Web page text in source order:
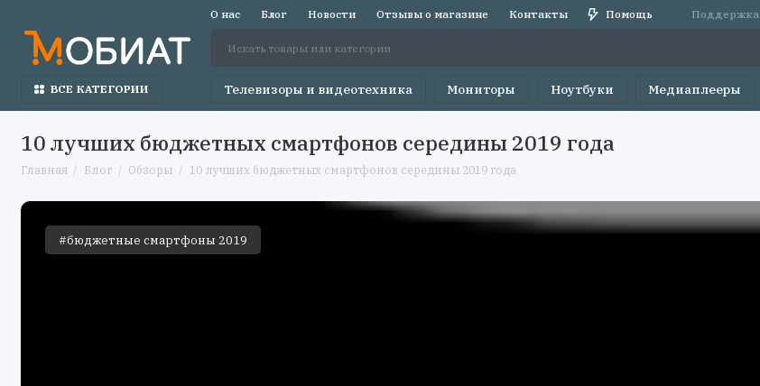
О нас Блог Новости Отзывы о магазине Контакты Помощь Поддержка
ВСЕ КАТЕГОРИИ Телевизоры и видеотехника Мониторы Ноутбуки Медиаплееры
10 лучших бюджетных смартфонов середины 2019 года
Главная Блог Обзоры 10 лучших бюджетных смартфонов середины 2019 года
#бюджетные смартфоны 2019